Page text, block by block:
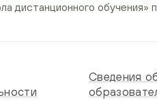
дистанционного обучения»
Сведения